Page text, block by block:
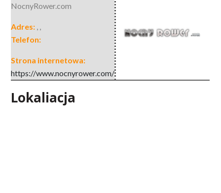
NocnyRower.com
Adres: , ,
Telefon:
Strona internetowa:
https://www.nocnyrower.com/
Lokaliacja